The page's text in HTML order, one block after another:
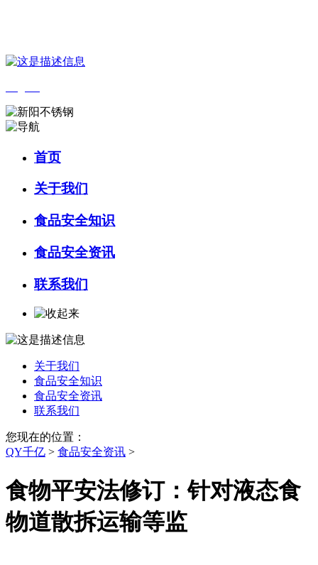
首页
关于我们
食品安全知识
食品安全资讯
联系我们
关于我们
食品安全知识
食品安全资讯
联系我们
您现在的位置：
QY千亿 > 食品安全资讯 >
食物平安法修订：针对液态食
物道散拆运输等监